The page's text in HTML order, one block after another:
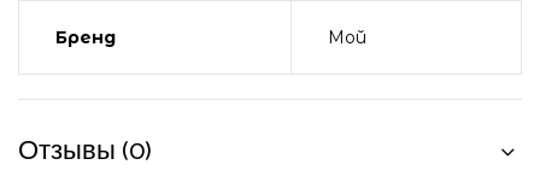
Бренд Мой
Отзывы (0)